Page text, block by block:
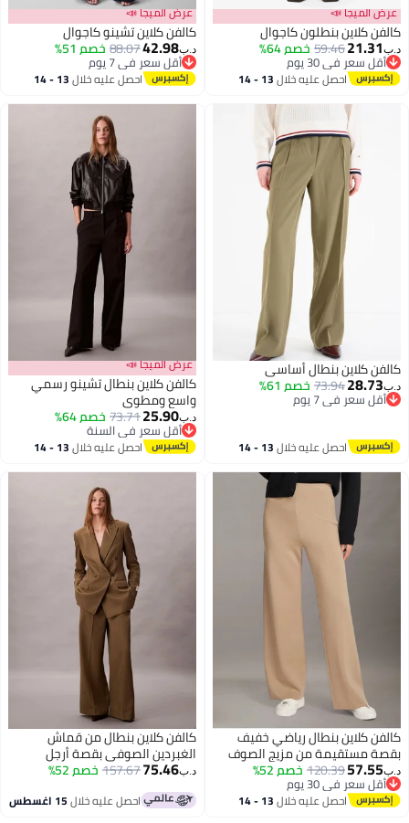
📣
بنطلون كاجوال
59.46خصم 64%
في 30 يوم
في 30 يوم
احصل عليه خلال 13 - 14
عرض الميجا 📣
كالفن كلاين تشينو كاجوال
42.98
88.07خصم 51%
أقل سعر في 7 يوم
أقل سعر في 7 يوماحصل عليه خلال 13 - 14
بنطال أساسي
73.94خصم 61%
في 7 يوم
في 7 يوم
احصل عليه خلال 13 - 14
عرض الميجا 📣
كالفن كلاين بنطال تشينو رسمي
واسع ومطوي
25.90
73.71خصم 64%
أقل سعر في السنة
أقل سعر في السنة
احصل عليه خلال 13 - 14
بنطال رياضي خفيف
من مزيج الصوف
120.39خصم 52%
في 30 يوم
في 30 يوم
احصل عليه خلال 13 - 14
كالفن كلاين بنطال من قماش
الغبردين الصوفي بقصة أرجل
75.46
157.67 خصم 52%
احصل عليه خلال15 اغسطس